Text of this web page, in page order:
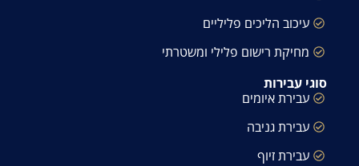
עיכוב הליכים פליליים
מחיקת רישום פלילי ומשטרתי
סוגי עבירות
עבירת איומים
עבירת גניבה
עבירת זיוף